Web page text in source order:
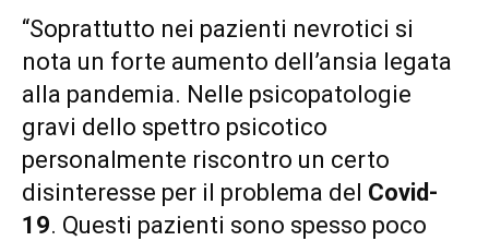
“Soprattutto nei pazienti nevrotici si
nota un forte aumento dell’ansia legata
alla pandemia. Nelle psicopatologie
gravi dello spettro psicotico
personalmente riscontro un certo
disinteresse per il problema del Covid-
19. Questi pazienti sono spesso poco